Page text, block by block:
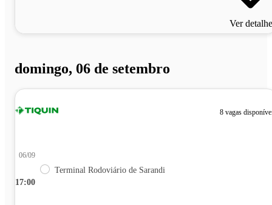
Ver
domingo, 06 de setembro
8 vagas
17:00
06/09
Terminal Rodoviário de Sarandi